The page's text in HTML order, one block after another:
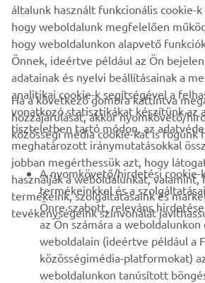
JEANNEAU HIVATALOS
VÁLLALATI
B2B
TÖBB YAMAHA
TÁMOGATÁS
általunk használt funkcionális cookie-
hogy weboldalunk megfelelően
hogy weboldalunkon alapvető
Önnek, ideértve például az Ön
adatainak és nyelvi beállításainak a
analitikai cookie-k segítségével a
vonatkozó statisztikákat készítünk az
tiszteletben tartó módon, az
meghatározott iránymutatásokkal
jobban megérthessük azt, hogy
használják a weboldalunkat, valamint,
termékeink, szolgáltatásaink és
tevékenységeink színvonalát
Ha a következő gombra kattintva
hozzájárulását, akkor nyomkövető/
közösségi média cookie-kat is fogunk
A nyomkövető/hirdetési cookie-
termékeinkkel és a
Önre szabott, releváns
az Ön számára a
weboldalain (ideértve például a
közösségimédia-platformokat)
weboldalunkon tanúsított